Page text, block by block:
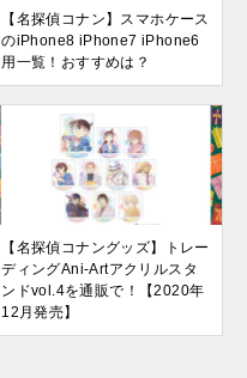
【名探偵コナン】スマホケース
のiPhone8 iPhone7 iPhone6
用一覧！おすすめは？
【名探偵コナングッズ】トレー
ディングAni-Artアクリルスタ
ンドvol.4を通販で！【2020年
12月発売】